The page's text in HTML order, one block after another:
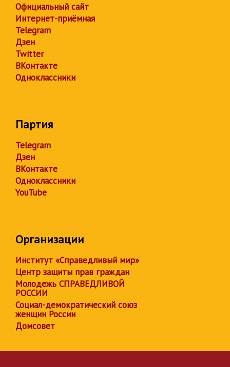
Официальный сайт
Интернет-приёмная
Telegram
Дзен
Twitter
ВКонтакте
Одноклассники
Партия
Telegram
Дзен
ВКонтакте
Одноклассники
YouTube
Организации
Институт «Справедливый мир»
Центр защиты прав граждан
Молодежь СПРАВЕДЛИВОЙ
РОССИИ
Социал-демократический союз
женщин России
Домсовет